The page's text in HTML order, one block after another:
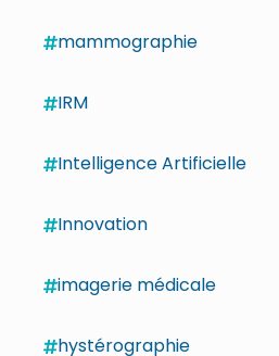
mammographie
IRM
Intelligence Artificielle
Innovation
imagerie médicale
hystérographie